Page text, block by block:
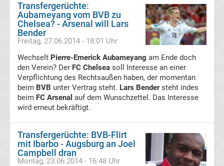
Düsseldorf
Transfergerüchte
FSV
Frankfurt
Transfergerüchte
FSV
Zwickau
Transfergerüchte:
Aubameyang vom BVB zu
Chelsea? - Arsenal will Lars
Bender
Freitag, 27.06.2014 - 18:01 Uhr
Wechselt Pierre-Emerick Aubameyang am Ende doch
den Verein? Der FC Chelsea soll Interesse an einer
Verpflichtung des Rechtsaußen haben, der momentan
beim BVB unter Vertrag steht. Lars Bendersteht indes
beim FC Arsenal auf dem Wunschzettel. Das Interesse
wird erneut bekräftigt.
Transfergerüchte: BVB-Flirt
mit Ibarbo - Augsburg an Joel
Campbell dran
Montag, 23.06.2014 - 16:48 Uhr